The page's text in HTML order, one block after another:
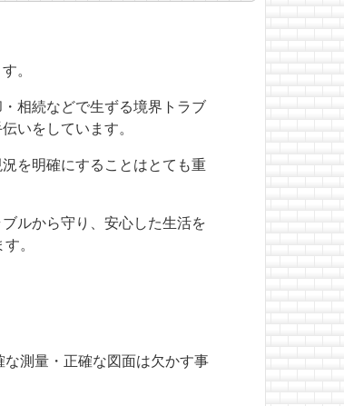
。
相続などで生ずる境界トラブ
いをしています。
を明確にすることはとても重
ルから守り、安心した生活を
。
測量・正確な図面は欠かす事